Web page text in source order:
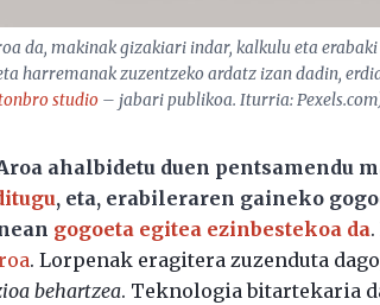
da, makinak gizakiari indar, kalkulu eta
harremanak zuzentzeko ardatz izan dadin,
studio– jabari publikoa. Iturria:
ahalbidetu duen pentsamendu
, eta, erabileraren gaineko
gogoeta egitea ezinbestekoa da
. Lorpenak eragitera zuzenduta
behartzea. Teknologia bitartekaria